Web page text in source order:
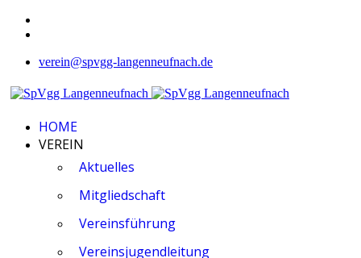
verein@spvgg-langenneufnach.de
HOME
VEREIN
Aktuelles
Mitgliedschaft
Vereinsführung
Vereinsjugendleitung